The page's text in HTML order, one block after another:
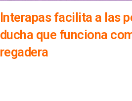
Interapas facilita a las
ducha que funciona
regadera